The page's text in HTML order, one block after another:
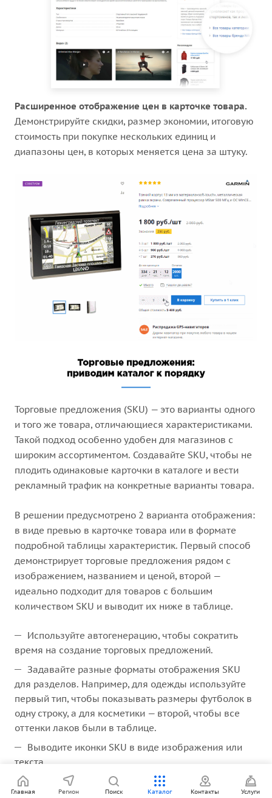
Расширенное отображение цен в карточке товара.
Демонстрируйте скидки, размер экономии, итоговую
стоимость при покупке нескольких единиц и
диапазоны цен, в которых меняется цена за штуку.
Торговые предложения (SKU) — это варианты одного
и того же товара, отличающиеся характеристиками.
Такой подход особенно удобен для магазинов с
широким ассортиментом. Создавайте SKU, чтобы не
плодить одинаковые карточки в каталоге и вести
рекламный трафик на конкретные варианты товара.
В решении предусмотрено 2 варианта отображения:
в виде превью в карточке товара или в формате
подробной таблицы характеристик. Первый способ
демонстрирует торговые предложения рядом с
изображением, названием и ценой, второй —
идеально подходит для товаров с большим
количеством SKU и выводит их ниже в таблице.
Используйте автогенерацию, чтобы сократить
время на создание торговых предложений.
Задавайте разные форматы отображения SKU
для разделов. Например, для одежды используйте
первый тип, чтобы показывать размеры футболок в
одну строку, а для косметики — второй, чтобы все
оттенки лаков были в таблице.
Выводите иконки SKU в виде изображения или
текста.
Настраивайте поиск по торговым предложениям.
Главная Регион Поиск Каталог Контакты Услуги